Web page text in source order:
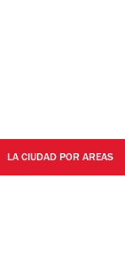
LA CIUDAD POR AREAS